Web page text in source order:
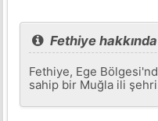
Fethiye
Fethiye, Ege
sahip bir Muğla ili